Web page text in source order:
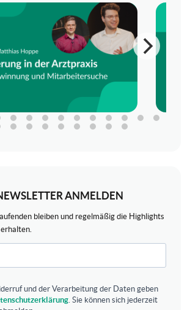
ANMELDEN
bleiben und regelmäßig die Highlights
und der Verarbeitung der Daten geben
. Sie können sich jederzeit